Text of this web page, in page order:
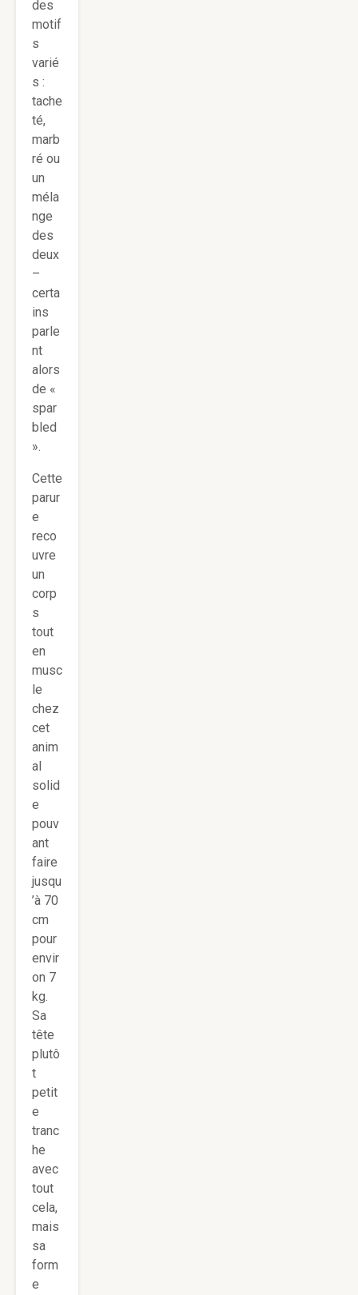
des
motif
s
varié
s :
tache
té,
marb
ré ou
un
méla
nge
des
deux
–
certa
ins
parle
nt
alors
de «
spar
bled
».
Cette
parur
e
reco
uvre
un
corp
s
tout
en
musc
le
chez
cet
anim
al
solid
e
pouv
ant
faire
jusqu
’à 70
cm
pour
envir
on 7
kg.
Sa
tête
plutô
t
petit
e
tranc
he
avec
tout
cela,
mais
sa
form
e